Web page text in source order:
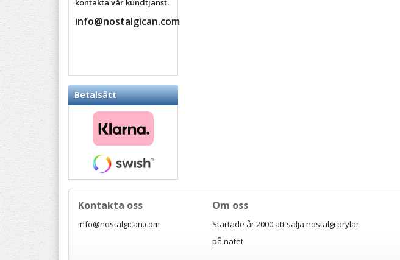
kontakta vår kundtjänst.
info@nostalgican.com
Betalsätt
Kontakta oss
info@nostalgican.com
Om oss
Startade år 2000 att sälja nostalgi prylar
på nätet